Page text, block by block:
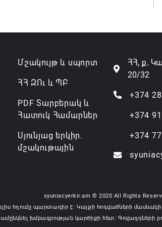
Մշակույթ և սպորտ
ՀՀ ԶՈւ և ՊԲ
PDF Տարբերակ և
Հատուկ Համարներ
Սյունյաց երկիր.
մշակութային
ՀՀ, ք․
20/32
+374
+374
+374
syuniacyerkir.am © 2020 All Rights
հղումը պարտադիր է: Կայքի հոդվածների
խմբագրության կարծիքի հետ: Գովազդների